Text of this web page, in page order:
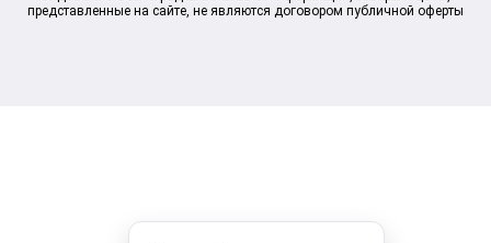
представленные на сайте, не являются договором публичной оферты